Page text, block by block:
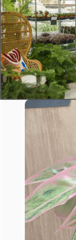
12.5 cm